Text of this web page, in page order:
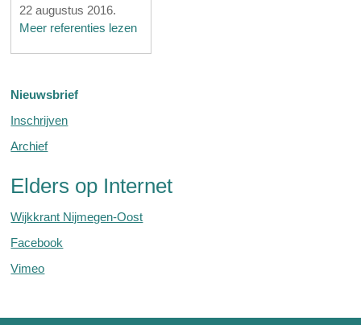
22 augustus 2016.
Meer referenties lezen
Nieuwsbrief
Inschrijven
Archief
Elders op Internet
Wijkkrant Nijmegen-Oost
Facebook
Vimeo